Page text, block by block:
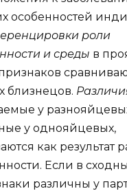
особенностей
роли
и среды в
близнецов.
у
у однояйцевых,
как результат
Если в
различны у